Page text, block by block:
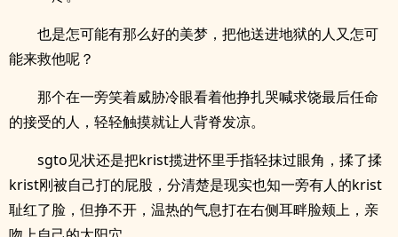
也是怎可能有那么好的美梦，把他送进地狱的人又怎可
能来救他呢？
那个在一旁笑着威胁冷眼看着他挣扎哭喊求饶最后任命
的接受的人，轻轻触摸就让人背脊发凉。
sgto见状还是把krist揽进怀里手指轻抹过眼角，揉了揉
krist刚被自己打的屁股，分清楚是现实也知一旁有人的krist
耻红了脸，但挣不开，温热的气息打在右侧耳畔脸颊上，亲